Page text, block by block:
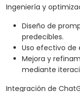
Ingeniería y
Diseño de
predecibles.
Uso efectivo de
Mejora y
mediante
Integración de